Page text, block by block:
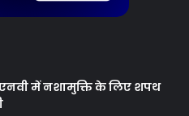
में नशामुक्ति के लिए शपथ